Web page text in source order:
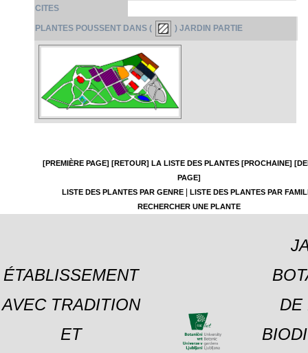
CITES
PLANTES POUSSENT DANS ( ) JARDIN PARTIE
[PREMIÈRE PAGE] [RETOUR] LA LISTE DES PLANTES [PROCHAINE]
PAGE]
LISTE DES PLANTES PAR GENRE|
LISTE DES PLANTES PAR
RECHERCHER UNE PLANTE
ÉTABLISSEMENT
AVEC TRADITION
ET
DE